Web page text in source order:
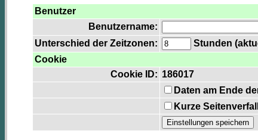
Benutzer
Benutzername:
Unterschied der Zeitzonen:
Stunden
Cookie
Cookie ID: 186017
Daten am Ende
Kurze